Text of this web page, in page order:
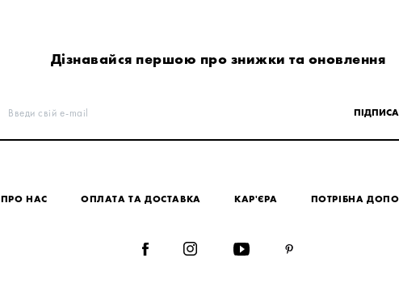
Дізнавайся першою про знижки та оновлення
Введи свій e-mail
ПРО НАС ОПЛАТА ТА ДОСТАВКА КАР'ЄРА ПОТРІБНА